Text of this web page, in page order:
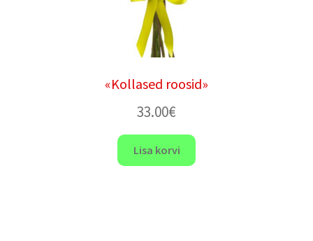
«Kollased roosid»
33.00€
Lisa korvi